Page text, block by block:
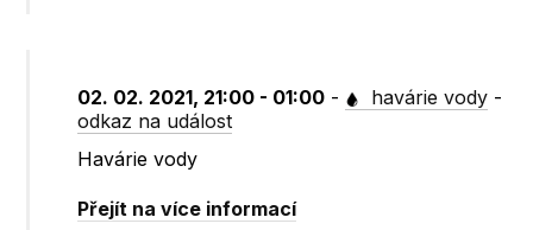
02. 02. 2021, 21:00 - 01:00 - havárie vody -
odkaz na událost
Havárie vody
Přejít na více informací